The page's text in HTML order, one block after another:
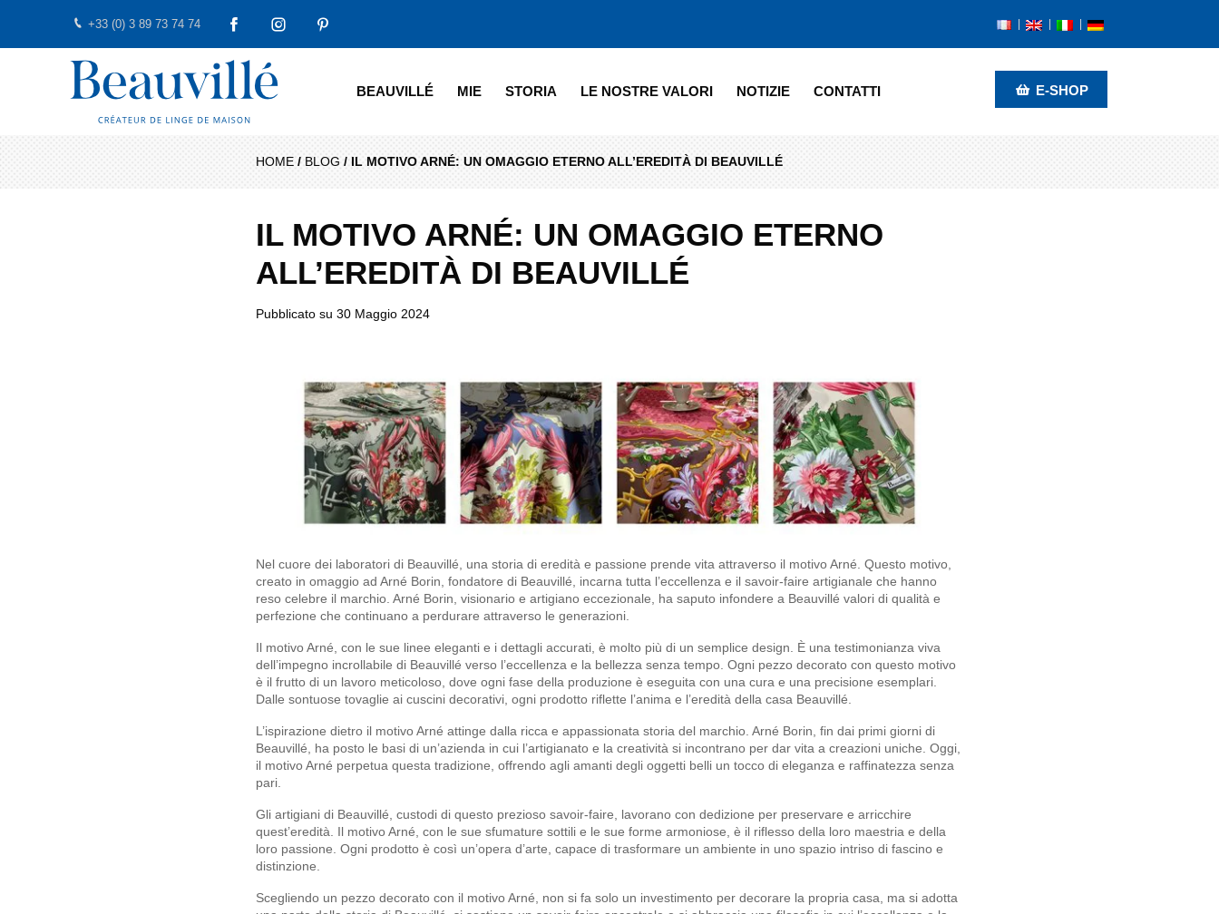
+33 (0) 3 89 73 74 74
FACEBOOKINSTAGRAMPINTEREST
Beauvillé Creator by tradition
BEAUVILLÉ
MIE STORIA LE NOSTRE VALORI NOTIZIE CONTATTI E-SHOP
HOME / BLOG / IL MOTIVO ARNÉ: UN OMAGGIO ETERNO ALL’EREDITÀ DI BEAUVILLÉ
IL MOTIVO ARNÉ: UN OMAGGIO ETERNO
ALL’EREDITÀ DI BEAUVILLÉ
Pubblicato su 30 Maggio 2024
Nel cuore dei laboratori di Beauvillé, una storia di eredità e passione prende vita attraverso il motivo Arné. Questo motivo,
creato in omaggio ad Arné Borin, fondatore di Beauvillé, incarna tutta l’eccellenza e il savoir-faire artigianale che hanno
reso celebre il marchio. Arné Borin, visionario e artigiano eccezionale, ha saputo infondere a Beauvillé valori di qualità e
perfezione che continuano a perdurare attraverso le generazioni.
Il motivo Arné, con le sue linee eleganti e i dettagli accurati, è molto più di un semplice design. È una testimonianza viva
dell’impegno incrollabile di Beauvillé verso l’eccellenza e la bellezza senza tempo. Ogni pezzo decorato con questo motivo
è il frutto di un lavoro meticoloso, dove ogni fase della produzione è eseguita con una cura e una precisione esemplari.
Dalle sontuose tovaglie ai cuscini decorativi, ogni prodotto riflette l’anima e l’eredità della casa Beauvillé.
L’ispirazione dietro il motivo Arné attinge dalla ricca e appassionata storia del marchio. Arné Borin, fin dai primi giorni di
Beauvillé, ha posto le basi di un’azienda in cui l’artigianato e la creatività si incontrano per dar vita a creazioni uniche. Oggi,
il motivo Arné perpetua questa tradizione, offrendo agli amanti degli oggetti belli un tocco di eleganza e raffinatezza senza
pari.
Gli artigiani di Beauvillé, custodi di questo prezioso savoir-faire, lavorano con dedizione per preservare e arricchire
quest’eredità. Il motivo Arné, con le sue sfumature sottili e le sue forme armoniose, è il riflesso della loro maestria e della
loro passione. Ogni prodotto è così un’opera d’arte, capace di trasformare un ambiente in uno spazio intriso di fascino e
distinzione.
Scegliendo un pezzo decorato con il motivo Arné, non si fa solo un investimento per decorare la propria casa, ma si adotta